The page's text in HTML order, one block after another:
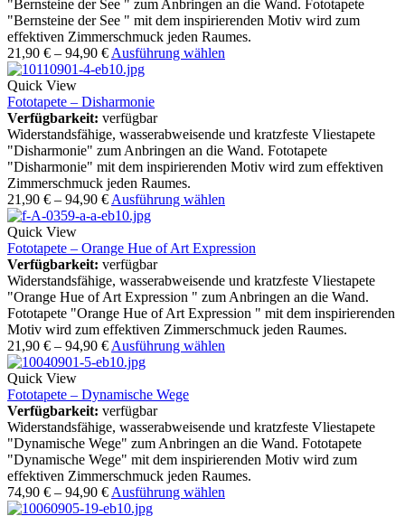
"Bernsteine der See " zum Anbringen an die Wand. Fototapete
"Bernsteine der See " mit dem inspirierenden Motiv wird zum
effektiven Zimmerschmuck jeden Raumes.
21,90 € – 94,90 € Ausführung wählen
Quick View
Fototapete – Disharmonie
Verfügbarkeit: verfügbar
Widerstandsfähige, wasserabweisende und kratzfeste Vliestapete
"Disharmonie" zum Anbringen an die Wand. Fototapete
"Disharmonie" mit dem inspirierenden Motiv wird zum effektiven
Zimmerschmuck jeden Raumes.
21,90 € – 94,90 € Ausführung wählen
Quick View
Fototapete – Orange Hue of Art Expression
Verfügbarkeit: verfügbar
Widerstandsfähige, wasserabweisende und kratzfeste Vliestapete
"Orange Hue of Art Expression " zum Anbringen an die Wand.
Fototapete "Orange Hue of Art Expression " mit dem inspirierenden
Motiv wird zum effektiven Zimmerschmuck jeden Raumes.
21,90 € – 94,90 € Ausführung wählen
Quick View
Fototapete – Dynamische Wege
Verfügbarkeit: verfügbar
Widerstandsfähige, wasserabweisende und kratzfeste Vliestapete
"Dynamische Wege" zum Anbringen an die Wand. Fototapete
"Dynamische Wege" mit dem inspirierenden Motiv wird zum
effektiven Zimmerschmuck jeden Raumes.
74,90 € – 94,90 € Ausführung wählen